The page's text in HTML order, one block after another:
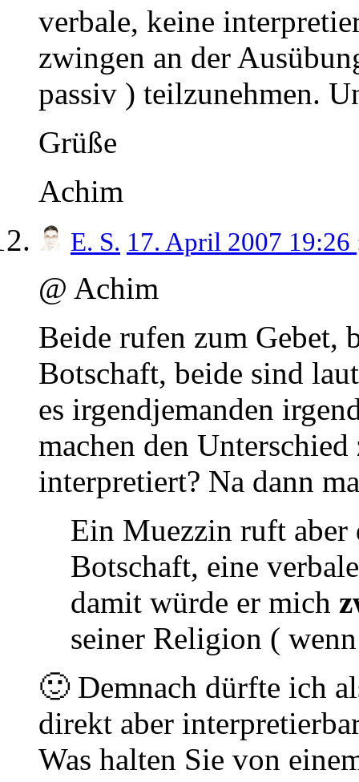
verbale, keine
zwingen an der
passiv ) teilzunehmen.
Grüße
Achim
E. S. 17. April 2007 19:26
@ Achim
Beide rufen zum Gebet,
Botschaft, beide sind
es irgendjemanden
machen den
interpretiert? Na dann
Ein Muezzin ruft
Botschaft, eine
damit würde er mich
seiner Religion (
🙂 Demnach dürfte ich
direkt aber
Was halten Sie von